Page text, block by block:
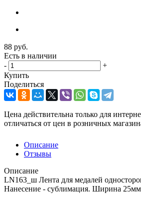
88 руб.
Есть в наличии
-
+
Купить
Поделиться
Цена действительна только для
отличаться от цен в розничных
Описание
Отзывы
Описание
LN163_ш Лента для медалей
Нанесение - сублимация. Ширина